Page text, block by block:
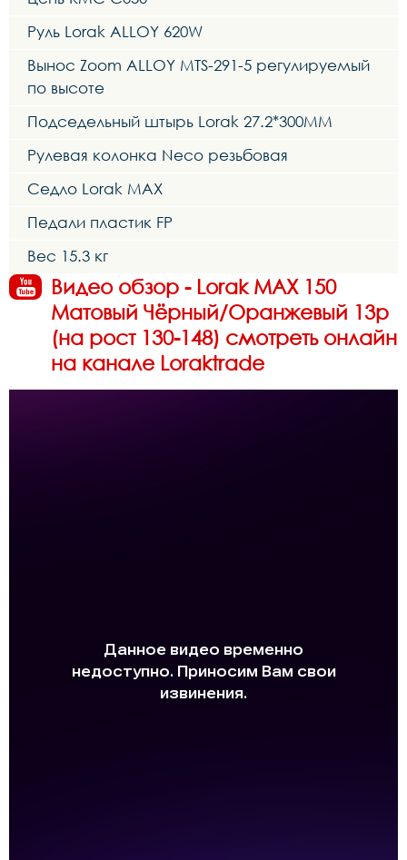
Руль Lorak ALLOY 620W
Вынос Zoom ALLOY MTS-291-5 регулируемый
по высоте
Подседельный штырь Lorak 27.2*300MM
Рулевая колонка Neco резьбовая
Седло Lorak MAX
Педали пластик FP
Вес 15.3 кг
Видео обзор - Lorak MAX 150
Матовый Чёрный/Оранжевый 13р
(на рост 130-148) смотреть онлайн
на канале Loraktrade